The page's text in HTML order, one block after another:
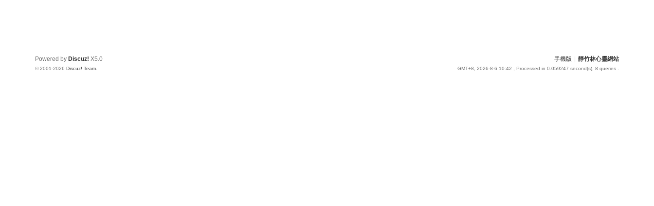
手機版 靜竹林心靈網站
GMT+8, 2026-8-6 10:42 , Processed in 0.059247 second(s), 8 queries .
Powered by Discuz! X5.0
© 2001-2026 Discuz! Team